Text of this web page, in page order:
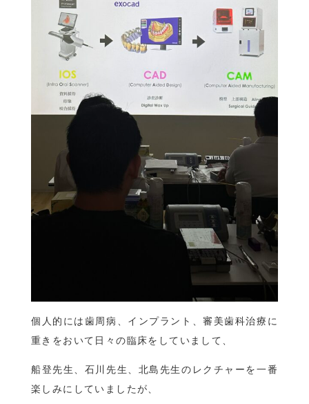
個人的には歯周病、インプラント、審美歯科治療に
重きをおいて日々の臨床をしていまして、
船登先生、石川先生、北島先生のレクチャーを一番
楽しみにしていましたが、